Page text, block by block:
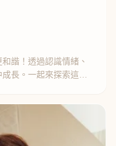
諧！透過認識情緒、
長。一起來探索這些